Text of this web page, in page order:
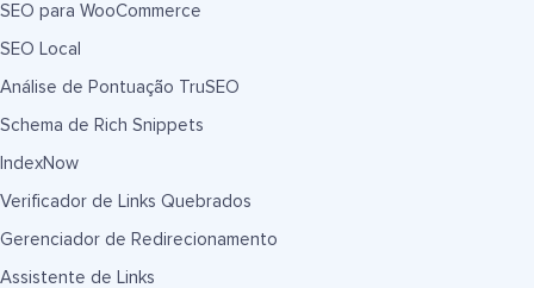
SEO para WooCommerce
SEO Local
Análise de Pontuação TruSEO
Schema de Rich Snippets
IndexNow
Verificador de Links Quebrados
Gerenciador de Redirecionamento
Assistente de Links